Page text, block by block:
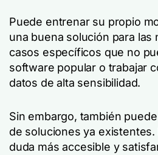
Puede entrenar su propio
una buena solución para las
casos específicos que no
software popular o trabajar
datos de alta sensibilidad.
Sin embargo, también
de soluciones ya
duda más accesible y